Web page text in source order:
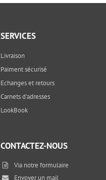
SERVICES
Livraison
Paiment sécurisé
Echanges et retours
Carnets d'adresses
LookBook
CONTACTEZ-NOUS
Via notre formulaire
Envoyer un mail